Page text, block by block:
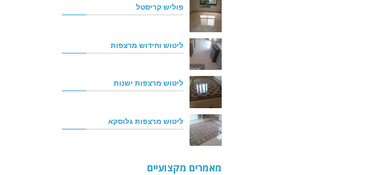
פוליש קריסטל
ליטוש וחידוש מרצפות
ליטוש מרצפות ישנות
ליטוש מרצפות גלוסקא
מאמרים מקצועיים